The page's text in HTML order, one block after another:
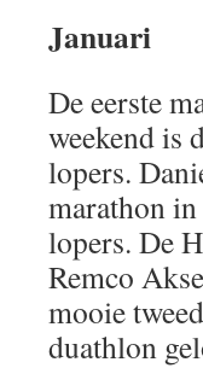
Januari
De eerste
weekend is
lopers.
marathon
lopers. De
Remco
mooie
duathlon